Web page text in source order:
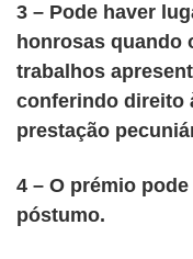
3 – Pode haver
honrosas quando
trabalhos
conferindo direito
prestação
4 – O prémio
póstumo.